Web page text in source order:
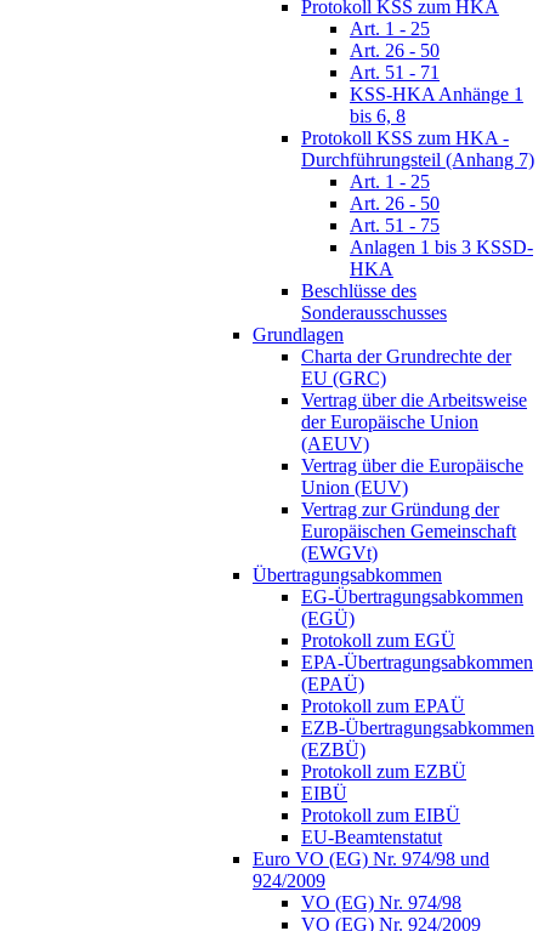
Protokoll KSS zum HKA
Art. 1 - 25
Art. 26 - 50
Art. 51 - 71
KSS-HKA Anhänge 1
bis 6, 8
Protokoll KSS zum HKA -
Durchführungsteil (Anhang 7)
Art. 1 - 25
Art. 26 - 50
Art. 51 - 75
Anlagen 1 bis 3 KSSD-
HKA
Beschlüsse des
Sonderausschusses
Grundlagen
Charta der Grundrechte der
EU (GRC)
Vertrag über die Arbeitsweise
der Europäische Union
(AEUV)
Vertrag über die Europäische
Union (EUV)
Vertrag zur Gründung der
Europäischen Gemeinschaft
(EWGVt)
Übertragungsabkommen
EG-Übertragungsabkommen
(EGÜ)
Protokoll zum EGÜ
EPA-Übertragungsabkommen
(EPAÜ)
Protokoll zum EPAÜ
EZB-Übertragungsabkommen
(EZBÜ)
Protokoll zum EZBÜ
EIBÜ
Protokoll zum EIBÜ
EU-Beamtenstatut
Euro VO (EG) Nr. 974/98 und
924/2009
VO (EG) Nr. 974/98
VO (EG) Nr. 924/2009